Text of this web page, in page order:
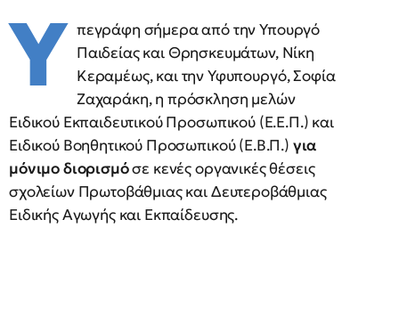
Υ πεγράφη σήμερα από την Υπουργό
Παιδείας και Θρησκευμάτων, Νίκη
Κεραμέως, και την Υφυπουργό, Σοφία
Ζαχαράκη, η πρόσκληση μελών
Ειδικού Εκπαιδευτικού Προσωπικού (Ε.Ε.Π.) και
Ειδικού Βοηθητικού Προσωπικού (Ε.Β.Π.) για
μόνιμο διορισμόσε κενές οργανικές θέσεις
σχολείων Πρωτοβάθμιας και Δευτεροβάθμιας
Ειδικής Αγωγής και Εκπαίδευσης.